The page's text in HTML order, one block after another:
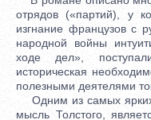
отрядов («партий), у
изгнание французов с
народной войны
ходе дел»,
историческая
полезными деятелями
Одним из самых
мысль Толстого,